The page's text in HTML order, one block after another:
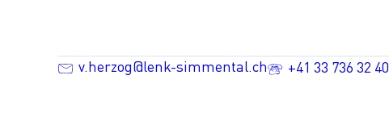
v.herzog@lenk-simmental.ch +41 33 736 32 40